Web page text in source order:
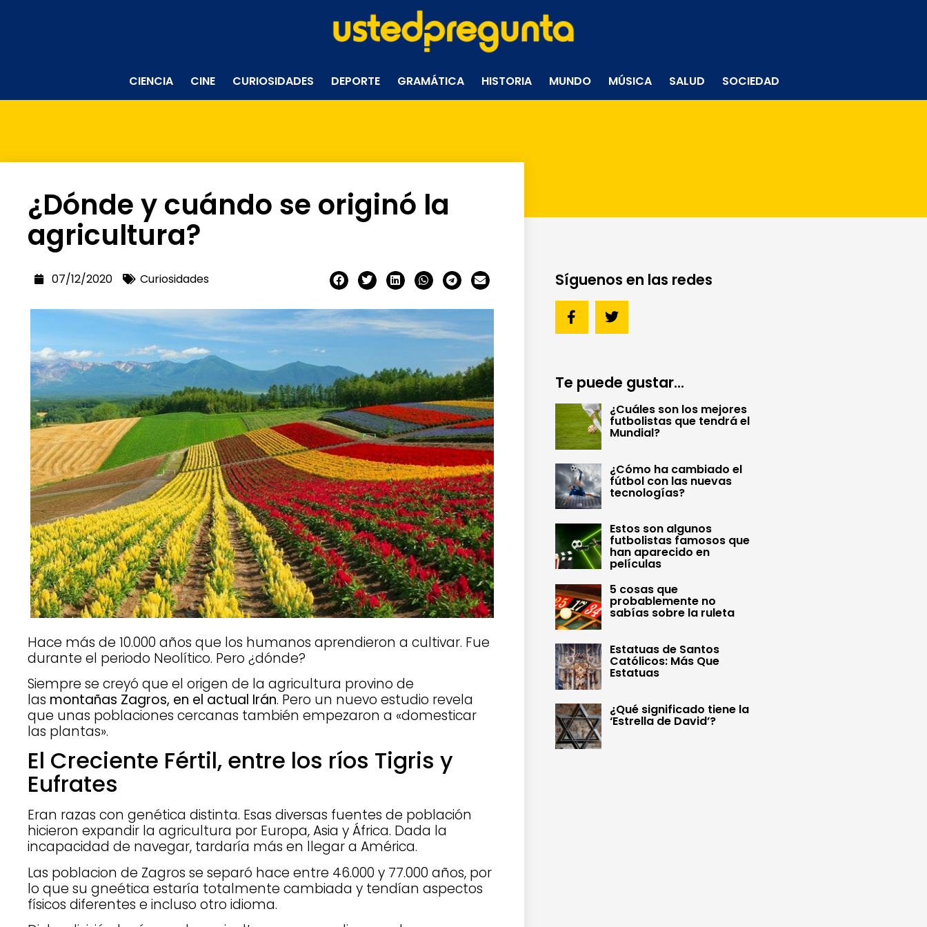
CIENCIA CINE CURIOSIDADES DEPORTE GRAMÁTICA HISTORIA MUNDO MÚSICA SALUD SOCIEDAD
¿Dónde y cuándo se originó la
agricultura?
07/12/2020 Curiosidades
Hace más de 10.000 años que los humanos aprendieron a cultivar. Fue
durante el periodo Neolítico. Pero ¿dónde?
Siempre se creyó que el origen de la agricultura provino de
las montañas Zagros, en el actual Irán. Pero un nuevo estudio revela
que unas poblaciones cercanas también empezaron a «domesticar
las plantas».
El Creciente Fértil, entre los ríos Tigris y
Eufrates
Eran razas con genética distinta. Esas diversas fuentes de población
hicieron expandir la agricultura por Europa, Asia y África. Dada la
incapacidad de navegar, tardaría más en llegar a América.
Las poblacion de Zagros se separó hace entre 46.000 y 77.000 años, por
lo que su gneética estaría totalmente cambiada y tendían aspectos
físicos diferentes e incluso otro idioma.
Síguenos en las redes
Te puede gustar...
¿Cuáles son los mejores
futbolistas que tendrá el
Mundial?
¿Cómo ha cambiado el
fútbol con las nuevas
tecnologías?
Estos son algunos
futbolistas famosos que
han aparecido en
películas
5 cosas que
probablemente no
sabías sobre la ruleta
Estatuas de Santos
Católicos: Más Que
Estatuas
¿Qué significado tiene la
‘Estrella de David’?